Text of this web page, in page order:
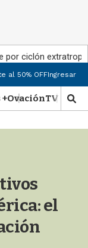
por ciclón
al 50% OFFIngresar
+OvaciónTV Show
M
o
s
el